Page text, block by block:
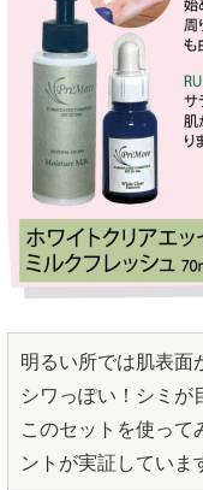
明るい所では肌表面
シワっぽい！シミが
このセットを使って
ントが実証していま